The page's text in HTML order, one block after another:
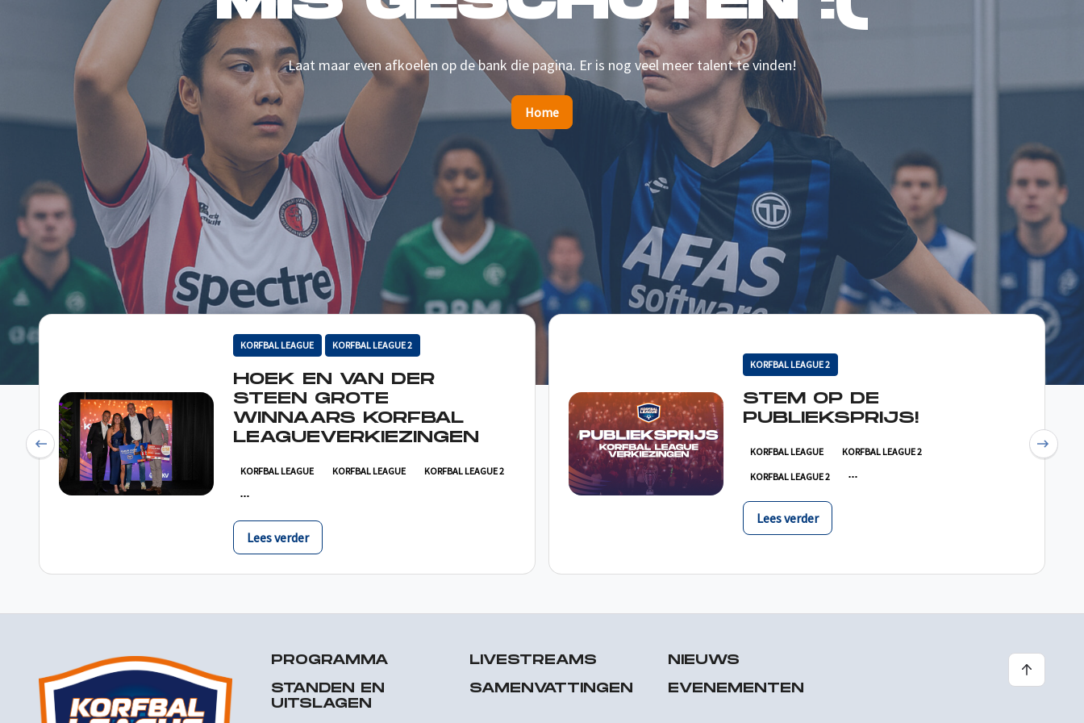
Laat maar even afkoelen op de bank die pagina. Er is nog veel meer talent te vinden!
Home
KORFBAL LEAGUE KORFBAL LEAGUE 2
HOEK EN VAN DER
STEEN GROTE
WINNAARS KORFBAL
LEAGUEVERKIEZINGEN
KORFBAL LEAGUE KORFBAL LEAGUE KORFBAL LEAGUE 2
Lees verder
KORFBAL LEAGUE 2
STEM OP DE
PUBLIEKSPRIJS!
KORFBAL LEAGUE KORFBAL LEAGUE 2
KORFBAL LEAGUE 2
Lees verder
Previous Next
PROGRAMMA
STANDEN EN
UITSLAGEN
LIVESTREAMS
SAMENVATTINGEN
NIEUWS
EVENEMENTEN